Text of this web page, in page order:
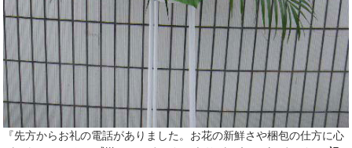
『先方からお礼の電話がありました。お花の新鮮さや梱包の仕方に心